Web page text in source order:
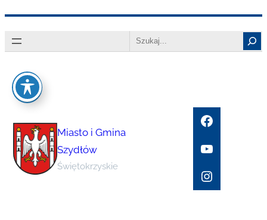
do
Search
Miasto i Gmina
Szydłów
Świętokrzyskie
Facebook
YouTube
Instagram